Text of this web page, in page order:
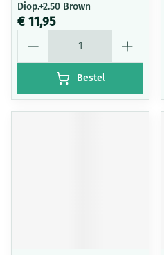
Diop.+2.50 Brown
€ 11,95
Bestel